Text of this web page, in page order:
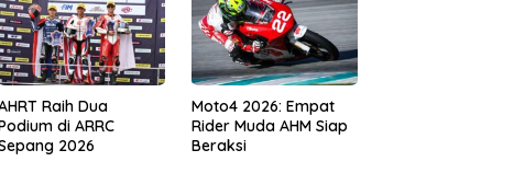
Raih Dua
di ARRC
2026
Moto4 2026: Empat
Rider Muda AHM Siap
Beraksi